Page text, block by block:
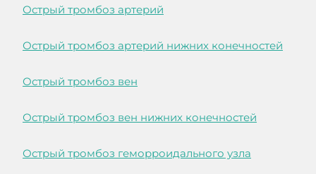
Острый тромбоз артерий
Острый тромбоз артерий нижних конечностей
Острый тромбоз вен
Острый тромбоз вен нижних конечностей
Острый тромбоз геморроидального узла